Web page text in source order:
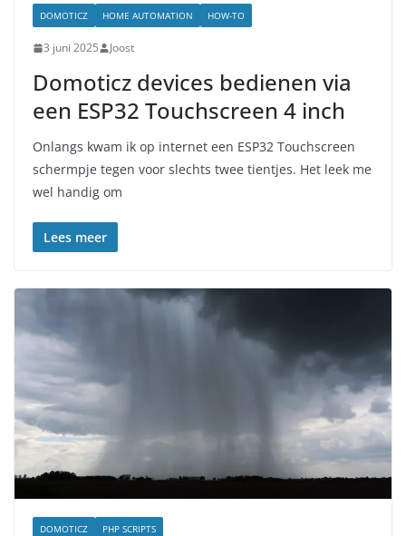
DOMOTICZ HOME AUTOMATION HOW-TO
3 juni 2025 Joost
Domoticz devices bedienen via
een ESP32 Touchscreen 4 inch
Onlangs kwam ik op internet een ESP32 Touchscreen
schermpje tegen voor slechts twee tientjes. Het leek me
wel handig om
Lees meer
DOMOTICZ PHP SCRIPTS